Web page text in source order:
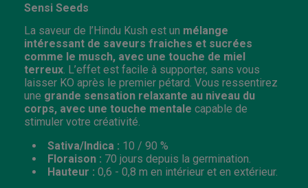
Sensi Seeds
La saveur de l’Hindu Kush est un mélange
intéressant de saveurs fraiches et sucrées
comme le musch, avec une touche de miel
terreux. L’effet est facile à supporter, sans vous
laisser KO après le premier pétard. Vous ressentirez
une grande sensation relaxante au niveau du
corps, avec une touche mentale capable de
stimuler votre créativité.
Sativa/Indica : 10 / 90 %
Floraison : 70 jours depuis la germination.
Hauteur : 0,6 - 0,8 m en intérieur et en extérieur.